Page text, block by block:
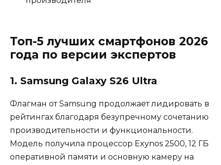
Топ-5 лучших смартфонов 2026
года по версии экспертов
1. Samsung Galaxy S26 Ultra
Флагман от Samsung продолжает лидировать в
рейтингах благодаря безупречному сочетанию
производительности и функциональности.
Модель получила процессор Exynos 2500, 12 ГБ
оперативной памяти и основную камеру на